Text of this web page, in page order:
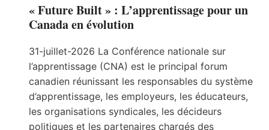
« Future Built » : L’apprentissage pour un
Canada en évolution
31-juillet-2026 La Conférence nationale sur
l’apprentissage (CNA) est le principal forum
canadien réunissant les responsables du système
d’apprentissage, les employeurs, les éducateurs,
les organisations syndicales, les décideurs
politiques et les partenaires chargés des